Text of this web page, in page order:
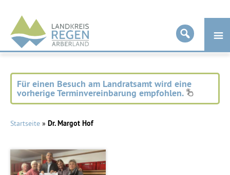
Landkreis
Regen
Für einen Besuch am Landratsamt wird eine
vorherige Terminvereinbarung empfohlen.
Startseite » Dr. Margot Hof